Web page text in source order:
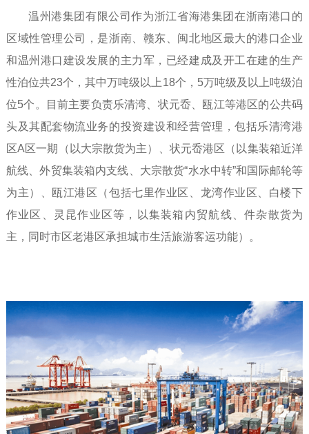
温州港集团有限公司作为浙江省海港集团在浙南港口的
区域性管理公司，是浙南、赣东、闽北地区最大的港口企业
和温州港口建设发展的主力军，已经建成及开工在建的生产
性泊位共23个，其中万吨级以上18个，5万吨级及以上吨级泊
位5个。目前主要负责乐清湾、状元岙、瓯江等港区的公共码
头及其配套物流业务的投资建设和经营管理，包括乐清湾港
区A区一期（以大宗散货为主）、状元岙港区（以集装箱近洋
航线、外贸集装箱内支线、大宗散货“水水中转”和国际邮轮等
为主）、瓯江港区（包括七里作业区、龙湾作业区、白楼下
作业区、灵昆作业区等，以集装箱内贸航线、件杂散货为
主，同时市区老港区承担城市生活旅游客运功能）。